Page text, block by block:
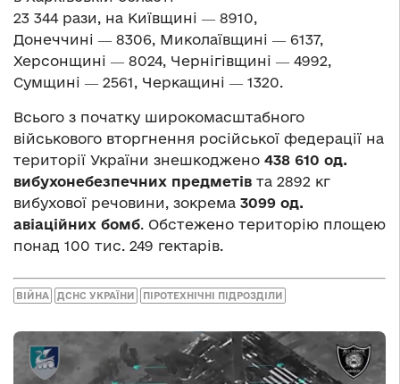
23 344 рази, на Київщині ― 8910,
Донеччині ― 8306, Миколаївщині ― 6137,
Херсонщині ― 8024, Чернігівщині ― 4992,
Сумщині ― 2561, Черкащині ― 1320.
Всього з початку широкомасштабного
військового вторгнення російської федерації на
території України знешкоджено 438 610 од.
вибухонебезпечних предметів та 2892 кг
вибухової речовини, зокрема 3099 од.
авіаційних бомб. Обстежено територію площею
понад 100 тис. 249 гектарів.
ВІЙНА ДСНС УКРАЇНИ ПІРОТЕХНІЧНІ ПІДРОЗДІЛИ